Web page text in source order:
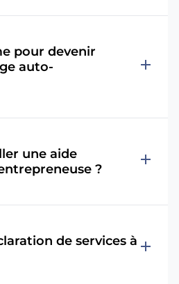
pour devenir
auto-
add
une aide
?
add
de services à add